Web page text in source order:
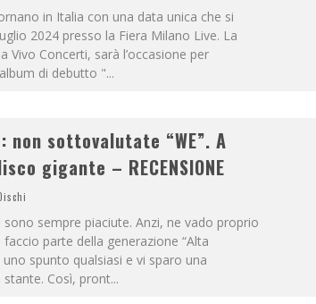
in Italia con una data unica che si
2024 presso la Fiera Milano Live. La
Vivo Concerti, sarà l’occasione per
di debutto "...
non sottovalutate “WE”. A
gigante – RECENSIONE
sono sempre piaciute. Anzi, ne vado proprio
parte della generazione “Alta
uno spunto qualsiasi e vi sparo una
stante. Così, pront...